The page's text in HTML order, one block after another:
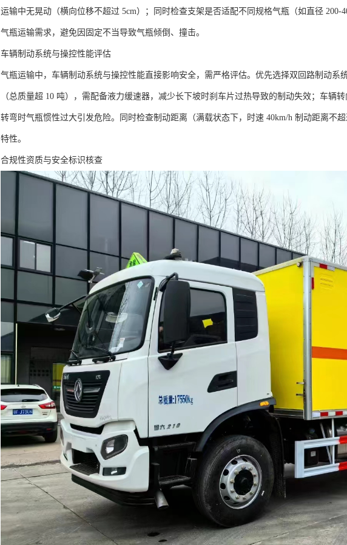
运输中无晃动（横向位移不超过 5cm）；同时检查支架是否适配不同规格气瓶（如直径
气瓶运输需求，避免因固定不当导致气瓶倾倒、撞击。​
车辆制动系统与操控性能评估​
气瓶运输中，车辆制动系统与操控性能直接影响安全，需严格评估。优先选择双回路制动系
（总质量超 10 吨），需配备液力缓速器，减少长下坡时刹车片过热导致的制动失效；车辆
转弯时气瓶惯性过大引发危险。同时检查制动距离（满载状态下，时速 40km/h 制动距离不
特性。​
合规性资质与安全标识核查​